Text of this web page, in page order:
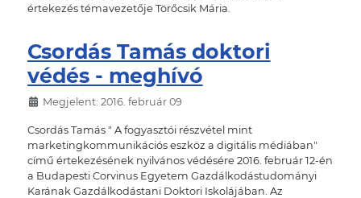
értekezés témavezetője Törőcsik Mária.
Csordás Tamás doktori
védés - meghívó
Megjelent: 2016. február 09
Csordás Tamás " A fogyasztói részvétel mint
marketingkommunikációs eszköz a digitális médiában"
című értekezésének nyilvános védésére 2016. február 12-én
a Budapesti Corvinus Egyetem Gazdálkodástudományi
Karának Gazdálkodástani Doktori Iskolájában. Az